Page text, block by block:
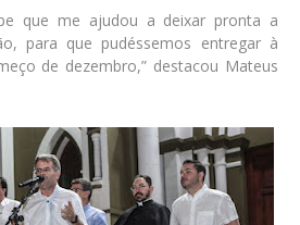
que me ajudou a deixar pronta a
para que pudéssemos entregar à
de dezembro,” destacou Mateus